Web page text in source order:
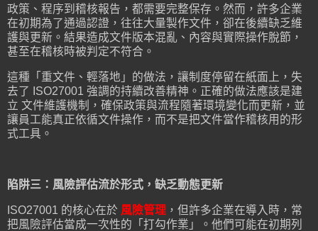
政策、程序到稽核報告，都需要完整保存。然而，許多企業
在初期為了通過認證，往往大量製作文件，卻在後續缺乏維
護與更新。結果造成文件版本混亂、內容與實際操作脫節，
甚至在稽核時被判定不符合。
這種「重文件、輕落地」的做法，讓制度停留在紙面上，失
去了 ISO27001 強調的持續改善精神。正確的做法應該是建
立 文件維護機制，確保政策與流程隨著環境變化而更新，並
讓員工能真正依循文件操作，而不是把文件當作稽核用的形
式工具。
陷阱三：風險評估流於形式，缺乏動態更新
ISO27001 的核心在於 風險管理 ，但許多企業在導入時，常
把風險評估當成一次性的「打勾作業」。他們可能在初期列